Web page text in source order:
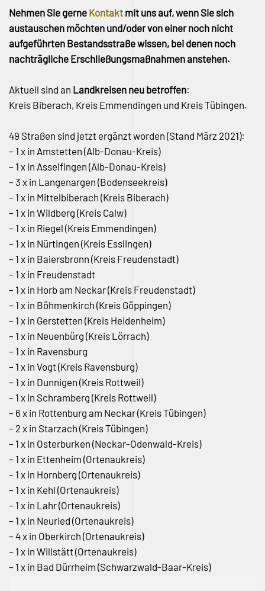
Nehmen Sie gerne Kontakt mit uns auf, wenn Sie sich
austauschen möchten und/oder von einer noch nicht
aufgeführten Bestandsstraße wissen, bei denen noch
nachträgliche Erschließungsmaßnahmen anstehen.
Aktuell sind an Landkreisen neu betroffen:
Kreis Biberach, Kreis Emmendingen und Kreis Tübingen.
49 Straßen sind jetzt ergänzt worden (Stand März 2021):
– 1 x in Amstetten (Alb-Donau-Kreis)
– 1 x in Asselfingen (Alb-Donau-Kreis)
– 3 x in Langenargen (Bodenseekreis)
– 1 x in Mittelbiberach (Kreis Biberach)
– 1 x in Wildberg (Kreis Calw)
– 1 x in Riegel (Kreis Emmendingen)
– 1 x in Nürtingen (Kreis Esslingen)
– 1 x in Baiersbronn (Kreis Freudenstadt)
– 1 x in Freudenstadt
– 1 x in Horb am Neckar (Kreis Freudenstadt)
– 1 x in Böhmenkirch (Kreis Göppingen)
– 1 x in Gerstetten (Kreis Heidenheim)
– 1 x in Neuenbürg (Kreis Lörrach)
– 1 x in Ravensburg
– 1 x in Vogt (Kreis Ravensburg)
– 1 x in Dunnigen (Kreis Rottweil)
– 1 x in Schramberg (Kreis Rottweil)
– 6 x in Rottenburg am Neckar (Kreis Tübingen)
– 2 x in Starzach (Kreis Tübingen)
– 1 x in Osterburken (Neckar-Odenwald-Kreis)
– 1 x in Ettenheim (Ortenaukreis)
– 1 x in Hornberg (Ortenaukreis)
– 1 x in Kehl (Ortenaukreis)
– 1 x in Lahr (Ortenaukreis)
– 1 x in Neuried (Ortenaukreis)
– 4 x in Oberkirch (Ortenaukreis)
– 1 x in Willstätt (Ortenaukreis)
– 1 x in Bad Dürrheim (Schwarzwald-Baar-Kreis)